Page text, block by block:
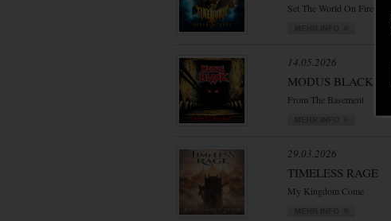
Set The World On Fire
14.05.2026
MODUS BLACK
From The Basement
29.03.2026
TIMELESS RAGE
My Kingdom Come